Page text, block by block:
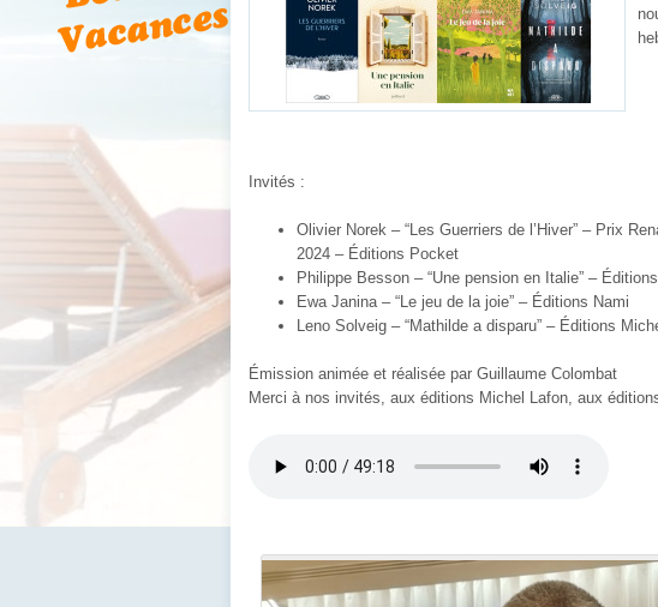
Invités :
Olivier Norek – “Les Guerriers de l’Hiver” –Prix
2024 – Éditions Pocket
Philippe Besson – “Une pension en Italie” –
Ewa Janina – “Le jeu de la joie” – Éditions Nami
Leno Solveig – “Mathilde a disparu” – Éditions
Émission animée et réalisée par Guillaume Colombat
Merci à nos invités, aux éditions Michel Lafon, aux